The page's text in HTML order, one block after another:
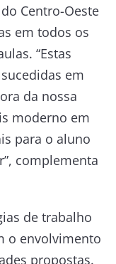
Centro-Oeste
em todos os
“Estas
em
da nossa
moderno em
para o aluno
complementa
de trabalho
o envolvimento
propostas.